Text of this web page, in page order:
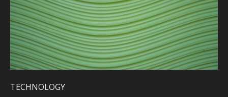
TECHNOLOGY